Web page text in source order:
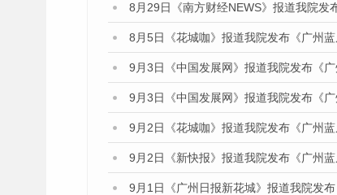
8月29日《南方财经NEWS》报道我院发
8月5日《花城咖》报道我院发布《广州
9月3日《中国发展网》报道我院发布《
9月3日《中国发展网》报道我院发布《
9月2日《花城咖》报道我院发布《广州
9月2日《新快报》报道我院发布《广州
9月1日《广州日报新花城》报道我院发